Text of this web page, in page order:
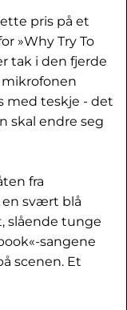
pris på et
»Why Try To
tak i den fjerde
med teskje - det
skal endre seg
fra
en svært blå
slående tunge
sangene
scenen. Et